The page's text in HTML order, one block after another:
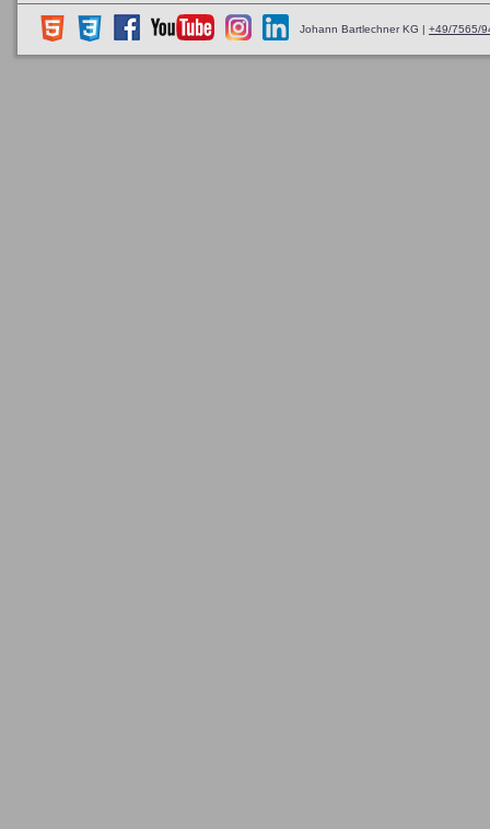
Johann Bartlechner KG | +49/7565/